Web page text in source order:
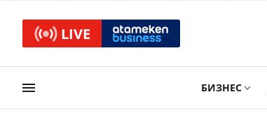
LIVE
БИЗНЕС